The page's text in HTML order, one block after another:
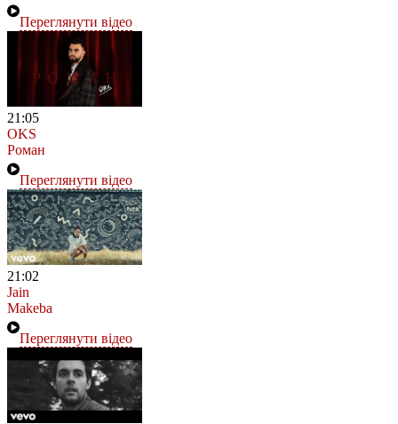
Переглянути відео
21:05
OKS
Роман
Переглянути відео
21:02
Jain
Makeba
Переглянути відео